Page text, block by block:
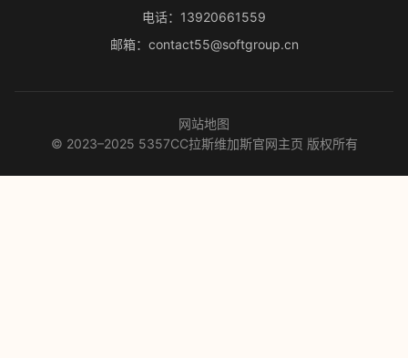
电话：13920661559
邮箱：contact55@softgroup.cn
网站地图
© 2023–2025 5357CC拉斯维加斯官网主页 版权所有